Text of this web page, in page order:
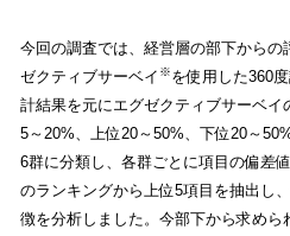
今回の調査では、経営層の部下から
ゼクティブサーベイ ※を使用した360
計結果を元にエグゼクティブサーベイ
5～20%、上位20～50%、下位20～
6群に分類し、各群ごとに項目の偏差
のランキングから上位5項目を抽出し
徴を分析しました。今部下から求め